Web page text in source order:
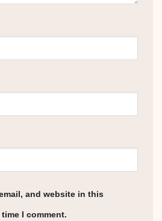
and website in this
I comment.